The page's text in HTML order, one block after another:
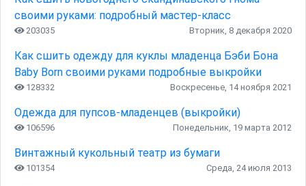
своими руками: подробный мастер-класс
203035 Вторник, 8 декабря 2020
Как сшить одежду для куклы младенца Бэби Бона
Baby Born своими руками подробные выкройки
128332 Воскресенье, 14 ноября 2021
Одежда для пупсов-младенцев (выкройки)
106596 Понедельник, 19 марта 2012
Винтажный кукольный театр из бумаги
101354 Среда, 24 июля 2013